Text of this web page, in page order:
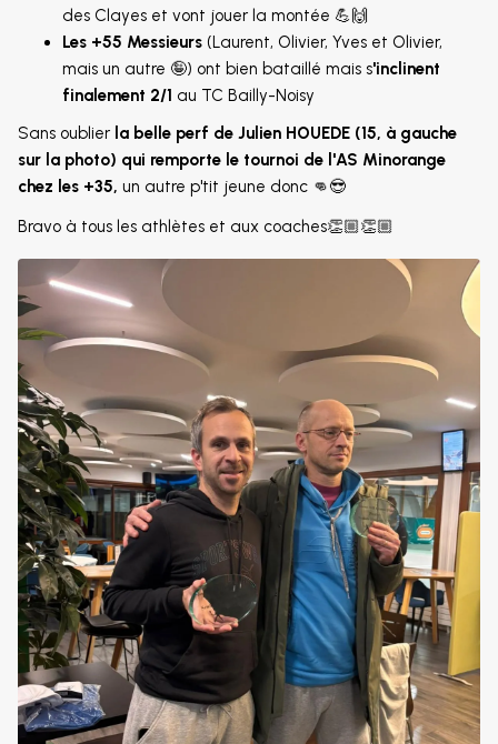
des Clayes et vont jouer la montée 💪🙌
Les +55 Messieurs (Laurent, Olivier, Yves et Olivier,
mais un autre 🤪) ont bien bataillé mais s'inclinent
finalement 2/1 au TC Bailly-Noisy
Sans oublier la belle perf de Julien HOUEDE (15, à gauche
sur la photo) qui remporte le tournoi de l'AS Minorange
chez les +35, un autre p'tit jeune donc 👊😎
Bravo à tous les athlètes et aux coaches👏🏼👏🏼